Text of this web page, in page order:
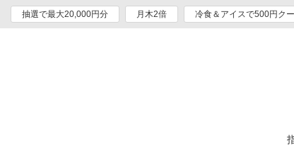
抽選で最大20,000円分 月木2倍 冷食＆アイスで500円ク